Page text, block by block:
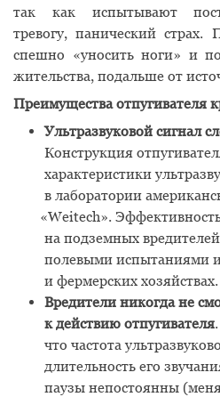
так как испытывают
тревогу, панический страх.
спешно
«уносить ноги» и
жительства, подальше от
Преимущества отпугивателя
Ультразвуковой сигнал
Конструкция
характеристики
в лаборатории
«Weitech».
на подземных
полевыми испытаниями и
и фермерских хозяйствах.
Вредители никогда не
к действию отпугивателя
что частота
длительность его
паузы непостоянны (